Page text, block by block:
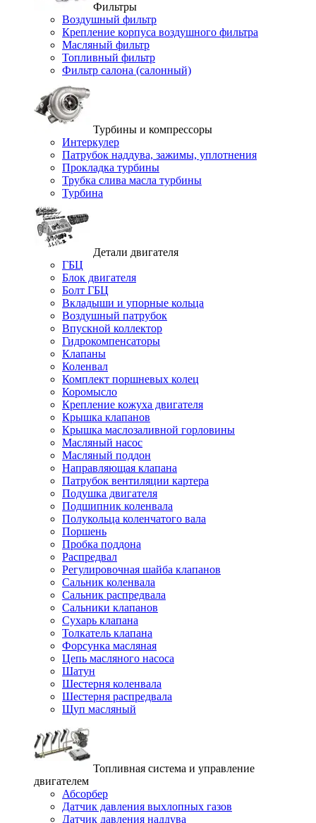
Фильтры
Воздушный фильтр
Крепление корпуса воздушного фильтра
Масляный фильтр
Топливный фильтр
Фильтр салона (салонный)
Турбины и компрессоры
Интеркулер
Патрубок наддува, зажимы, уплотнения
Прокладка турбины
Трубка слива масла турбины
Турбина
Детали двигателя
ГБЦ
Блок двигателя
Болт ГБЦ
Вкладыши и упорные кольца
Воздушный патрубок
Впускной коллектор
Гидрокомпенсаторы
Клапаны
Коленвал
Комплект поршневых колец
Коромысло
Крепление кожуха двигателя
Крышка клапанов
Крышка маслозаливной горловины
Масляный насос
Масляный поддон
Направляющая клапана
Патрубок вентиляции картера
Подушка двигателя
Подшипник коленвала
Полукольца коленчатого вала
Поршень
Пробка поддона
Распредвал
Регулировочная шайба клапанов
Сальник коленвала
Сальник распредвала
Сальники клапанов
Сухарь клапана
Толкатель клапана
Форсунка масляная
Цепь масляного насоса
Шатун
Шестерня коленвала
Шестерня распредвала
Щуп масляный
Топливная система и управление
двигателем
Абсорбер
Датчик давления выхлопных газов
Датчик давления наддува